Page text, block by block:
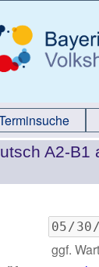
A2-B1
ggf.